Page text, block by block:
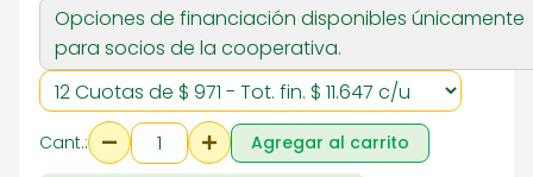
Opciones de financiación disponibles únicamente
para socios de la cooperativa.
Cant.: Agregar al carrito